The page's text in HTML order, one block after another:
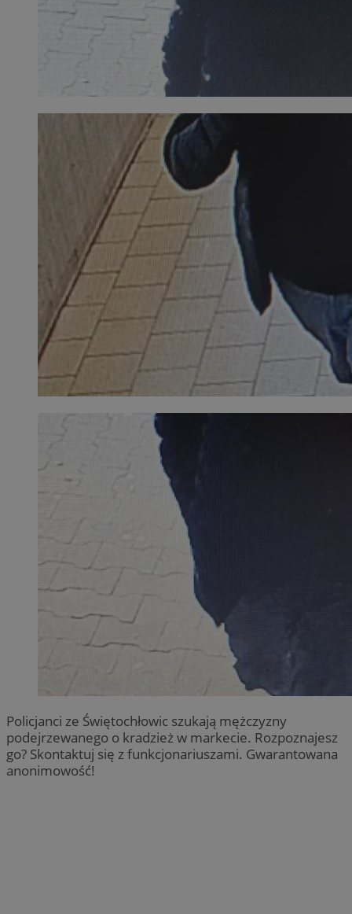
Policjanci ze Świętochłowic szukają mężczyzny
podejrzewanego o kradzież w markecie. Rozpoznajesz
go? Skontaktuj się z funkcjonariuszami. Gwarantowana
anonimowość!